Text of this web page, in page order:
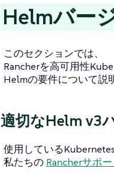
Helmバー
このセクションでは、
Rancherを高可用性
Helmの要件について説
適切なHelm v3
使用している
私たちの Rancherサポ